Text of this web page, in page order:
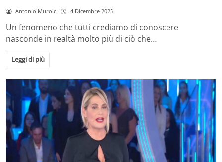
Antonio Murolo 4 Dicembre 2025
Un fenomeno che tutti crediamo di conoscere
nasconde in realtà molto più di ciò che…
Leggi di più